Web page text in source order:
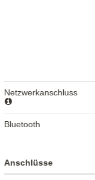
Netzwerkanschluss
Bluetooth
Anschlüsse